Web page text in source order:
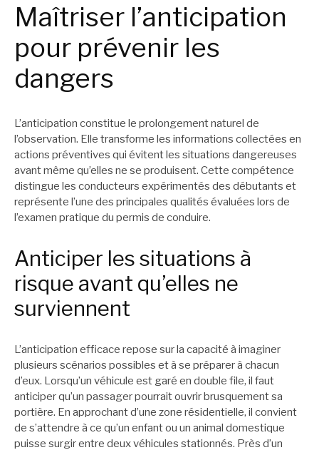
Maîtriser l’anticipation
pour prévenir les
dangers
L’anticipation constitue le prolongement naturel de
l’observation. Elle transforme les informations collectées en
actions préventives qui évitent les situations dangereuses
avant même qu’elles ne se produisent. Cette compétence
distingue les conducteurs expérimentés des débutants et
représente l’une des principales qualités évaluées lors de
l’examen pratique du permis de conduire.
Anticiper les situations à
risque avant qu’elles ne
surviennent
L’anticipation efficace repose sur la capacité à imaginer
plusieurs scénarios possibles et à se préparer à chacun
d’eux. Lorsqu’un véhicule est garé en double file, il faut
anticiper qu’un passager pourrait ouvrir brusquement sa
portière. En approchant d’une zone résidentielle, il convient
de s’attendre à ce qu’un enfant ou un animal domestique
puisse surgir entre deux véhicules stationnés. Près d’un